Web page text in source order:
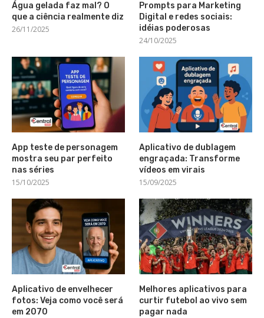
Água gelada faz mal? O
que a ciência realmente diz
26/11/2025
Prompts para Marketing
Digital e redes sociais:
idéias poderosas
24/10/2025
App teste de personagem
mostra seu par perfeito
nas séries
15/10/2025
Aplicativo de dublagem
engraçada: Transforme
vídeos em virais
15/09/2025
Aplicativo de envelhecer
fotos: Veja como você será
em 2070
Melhores aplicativos para
curtir futebol ao vivo sem
pagar nada